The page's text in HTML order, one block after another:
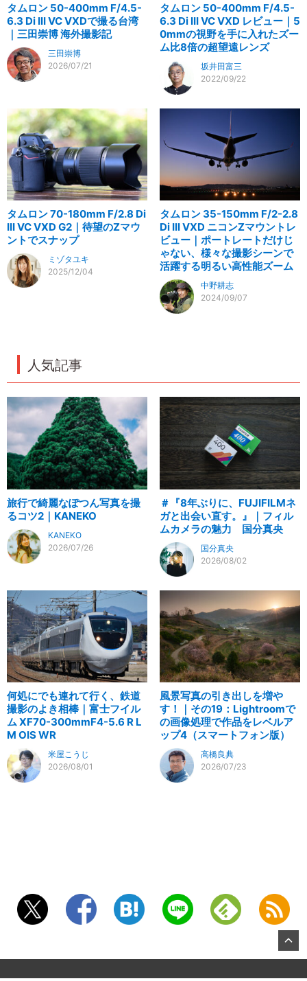
タムロン 50-400mm F/4.5-
6.3 Di III VC VXDで撮る台湾
｜三田崇博 海外撮影記
三田崇博
2026/07/21
タムロン 50-400mm F/4.5-
6.3 Di III VC VXD レビュー｜5
0mmの視野を手に入れたズー
ム比8倍の超望遠レンズ
坂井田富三
2022/09/22
タムロン 70-180mm F/2.8 Di
III VC VXD G2｜待望のZマウ
ントでスナップ
ミゾタユキ
2025/12/04
タムロン 35-150mm F/2-2.8
Di III VXD ニコンZマウントレ
ビュー｜ポートレートだけじ
ゃない、様々な撮影シーンで
活躍する明るい高性能ズーム
中野耕志
2024/09/07
人気記事
旅行で綺麗なぽつん写真を撮
るコツ2｜KANEKO
KANEKO
2026/07/26
＃『8年ぶりに、FUJIFILMネ
ガと出会い直す。』｜フィル
ムカメラの魅力 国分真央
国分真央
2026/08/02
何処にでも連れて行く、鉄道
撮影のよき相棒｜富士フイル
ム XF70-300mmF4-5.6 R L
M OIS WR
米屋こうじ
2026/08/01
風景写真の引き出しを増や
す！｜その19：Lightroomで
の画像処理で作品をレベルア
ップ4（スマートフォン版）
高橋良典
2026/07/23